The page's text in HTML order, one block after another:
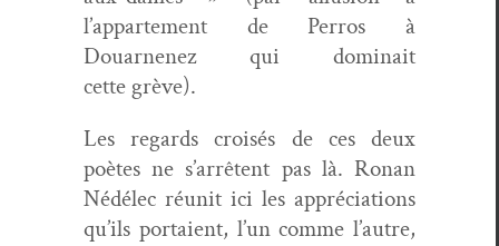
l’appartement de Per­ros à
Douarnenez qui dom­i­nait
cette grève).
Les regards croisés de ces deux
poètes ne s’arrêtent pas là. Ronan
Nédélec réu­nit ici les appré­ci­a­tions
qu’ils por­taient, l’un comme l’autre,